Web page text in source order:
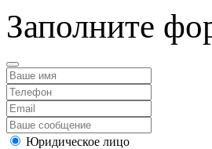
Заполните
Юридическое лицо